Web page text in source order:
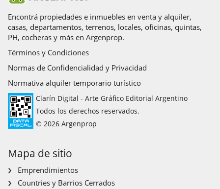
Encontrá propiedades e inmuebles en venta y alquiler,
casas, departamentos, terrenos, locales, oficinas, quintas,
PH, cocheras y más en Argenprop.
Términos y Condiciones
Normas de Confidencialidad y Privacidad
Normativa alquiler temporario turístico
Clarín Digital - Arte Gráfico Editorial Argentino
Todos los derechos reservados.
© 2026 Argenprop
Mapa de sitio
Emprendimientos
Countries y Barrios Cerrados